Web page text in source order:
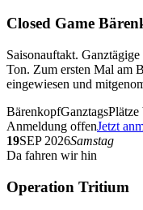
Closed Game
Saisonauftakt.
Ton. Zum ersten Mal am
eingewiesen und
BärenkopfGanztagsPlätze
Anmeldung offenJetzt
19SEP 2026Samstag
Da fahren wir hin
Operation Tritium